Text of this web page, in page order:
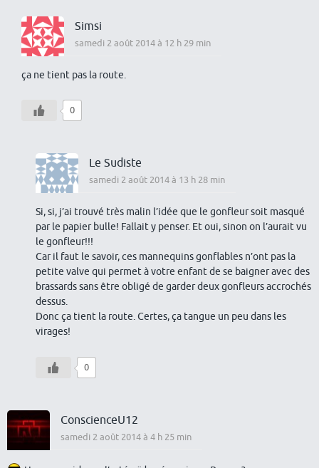
Simsi
samedi 2 août 2014 à 12 h 29 min
ça ne tient pas la route.
0
Le Sudiste
samedi 2 août 2014 à 13 h 28 min
Si, si, j’ai trouvé très malin l’idée que le gonfleur soit masqué
par le papier bulle! Fallait y penser. Et oui, sinon on l’aurait vu
le gonfleur!!!
Car il faut le savoir, ces mannequins gonflables n’ont pas la
petite valve qui permet à votre enfant de se baigner avec des
brassards sans être obligé de garder deux gonfleurs accrochés
dessus.
Donc ça tient la route. Certes, ça tangue un peu dans les
virages!
0
ConscienceU12
samedi 2 août 2014 à 4 h 25 min